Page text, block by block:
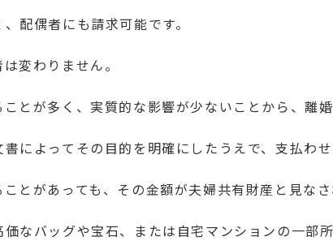
配偶者にも請求可能です。
変わりません。
とが多く、実質的な影響が少ないことから、離
によってその目的を明確にしたうえで、支払わせ
とがあっても、その金額が夫婦共有財産と見な
なバッグや宝石、または自宅マンションの一部